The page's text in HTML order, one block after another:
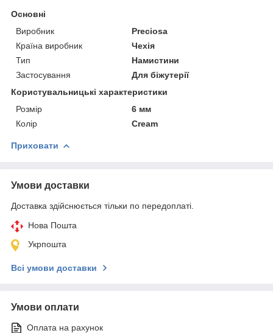
Основні
Виробник
Preciosa
Країна виробник
Чехія
Тип
Намистини
Застосування
Для біжутерії
Користувальницькі характеристики
Розмір
6 мм
Колір
Cream
Приховати
Умови доставки
Доставка здійснюється тільки по передоплаті.
Нова Пошта
Укрпошта
Всі умови доставки
Умови оплати
Оплата на рахунок